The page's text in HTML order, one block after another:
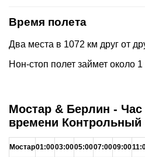
Время полета
Два места в 1072 км друг от
Нон-стоп полет займет около
Мостар & Берлин - Час
времени Контрольный
Мостар01:0003:0005:0007:0009:00